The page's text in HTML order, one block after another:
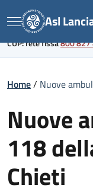
to
content
Link al portale sanitario
Menu Asl
CUP: rete fissa800 827
Home/ Nuove
Nuove
118
Chieti